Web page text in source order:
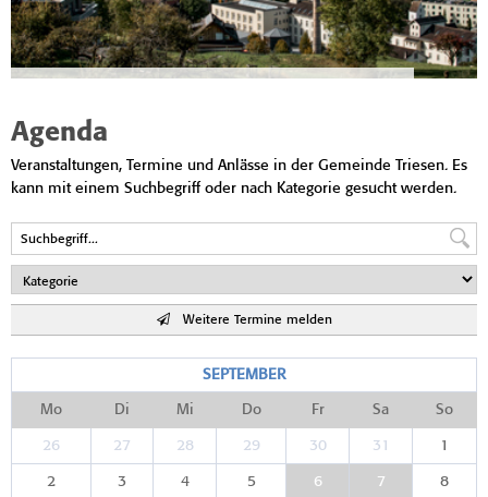
Agenda
Veranstaltungen, Termine und Anlässe in der Gemeinde Triesen. Es
kann mit einem Suchbegriff oder nach Kategorie gesucht werden.
Weitere Termine melden
SEPTEMBER
Mo Di Mi Do Fr Sa So
26 27 28 29 30 31 1
2 3 4 5 6 7 8